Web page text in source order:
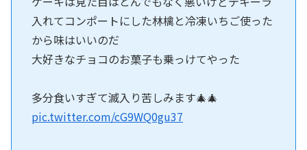
入れてコンポートにした林檎と冷凍いちご使った
から味はいいのだ
大好きなチョコのお菓子も乗っけてやった
多分食いすぎて滅入り苦しみます🎄🎄
pic.twitter.com/cG9WQ0gu37